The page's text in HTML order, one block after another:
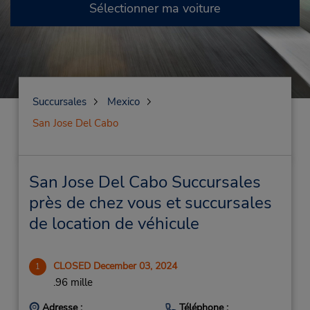
Sélectionner ma voiture
Succursales
Mexico
San Jose Del Cabo
San Jose Del Cabo Succursales
près de chez vous et succursales
de location de véhicule
1 CLOSED December 03, 2024
.96 mille